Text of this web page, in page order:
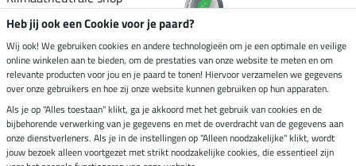
Verzending per
Veilig betalen met
Heb jij ook een Cookie voor je paard?
Wij ook! We gebruiken cookies en andere technologieën om je een optimale en veilige
online winkelen aan te bieden, om de prestaties van onze website te meten en om
relevante producten voor jou en je paard te tonen! Hiervoor verzamelen we gegevens
over onze gebruikers en hoe zij onze website kunnen gebruiken op hun apparaten.
Als je op "Alles toestaan" klikt, ga je akkoord met het gebruik van cookies en de
bijbehorende verwerking van je gegevens en met de overdracht van de gegevens aan
onze dienstverleners. Als je in de instellingen op "Alleen noodzakelijke" klikt, wordt
jouw bezoek alleen voortgezet met strikt noodzakelijke cookies, die essentieel zijn